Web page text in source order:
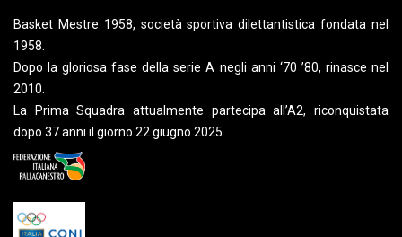
Basket Mestre 1958, società sportiva dilettantistica fondata nel
1958.
Dopo la gloriosa fase della serie A negli anni ‘70 ’80, rinasce nel
2010.
La Prima Squadra attualmente partecipa all’A2, riconquistata
dopo 37 anni il giorno 22 giugno 2025.